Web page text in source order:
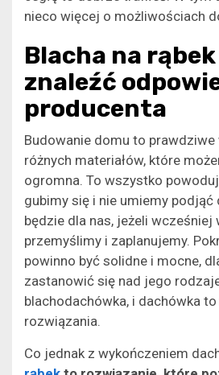
nieco więcej o możliwościach
Blacha na
znaleźć
producenta
Budowanie domu to
różnych materiałów, które
ogromna. To wszystko
gubimy się i nie umiemy podjąć
będzie dla nas, jeżeli
przemyślimy i zaplanujemy.
powinno być solidne i mocne,
zastanowić się nad jego
blachodachówka, i dachówka
rozwiązania.
Co jednak z wykończeniem